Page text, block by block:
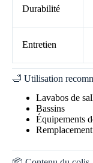
Durabilité
Entretien
🛁 Utilisation
Lavabos de
Bassins
Équipements